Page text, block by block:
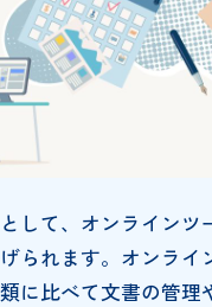
して、オンラインツ
られます。オンライ
に比べて文書の管理